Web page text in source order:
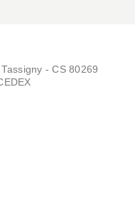
- CS 80269